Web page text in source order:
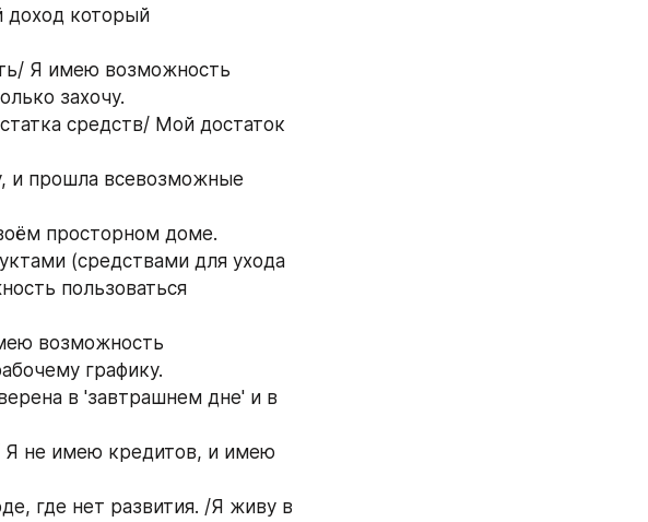
доход который
Я имею возможность
захочу.
средств/ Мой достаток
и прошла всевозможные
просторном доме.
(средствами для ухода
пользоваться
возможность
графику.
в 'завтрашнем дне' и в
Я не имею кредитов, и имею
где нет развития. /Я живу в